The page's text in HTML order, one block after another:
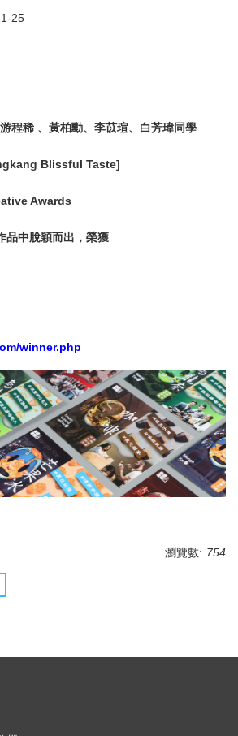
25
程稀 、黃柏勳、李苡瑄、白芳瑋同學
Blissful Taste]
Awards
品中脫穎而出，榮獲
winner.php
瀏覽數: 754